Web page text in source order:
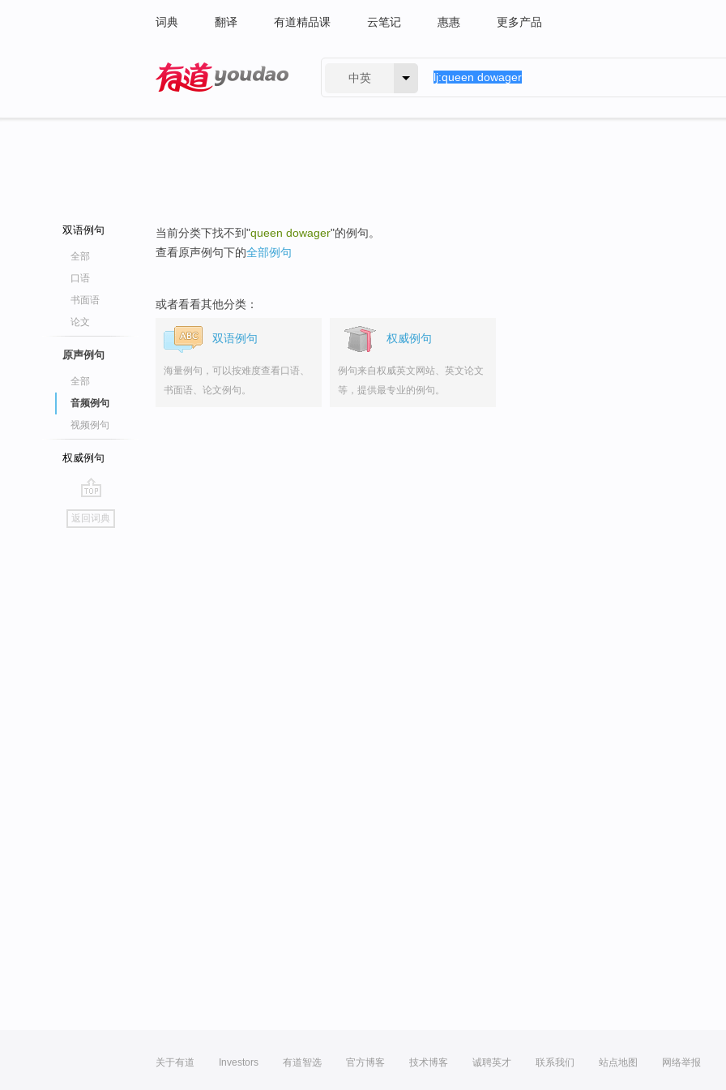
词典 翻译 有道精品课 云笔记 惠惠 更多产品
中英
双语例句
全部
口语
书面语
论文
原声例句
全部
音频例句
视频例句
权威例句
go
top
返回词典
当前分类下找不到"queen dowager"的例句。
查看原声例句下的全部例句
或者看看其他分类：
双语例句
海量例句，可以按难度查看口语、
书面语、论文例句。
权威例句
例句来自权威英文网站、英文论文
等，提供最专业的例句。
关于有道 Investors 有道智选 官方博客 技术博客 诚聘英才 联系我们 站点地图 网络举报